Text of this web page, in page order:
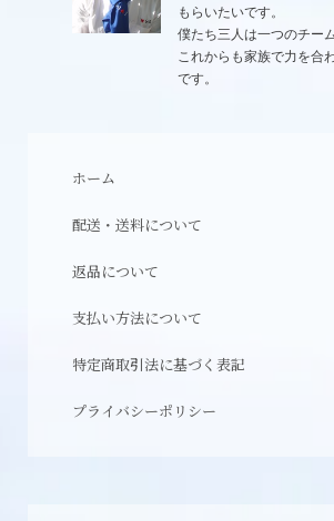
もらいたいです。
僕たち三人は一つのチーム
これからも家族で力を合
です。
ホーム
配送・送料について
返品について
支払い方法について
特定商取引法に基づく表記
プライバシーポリシー